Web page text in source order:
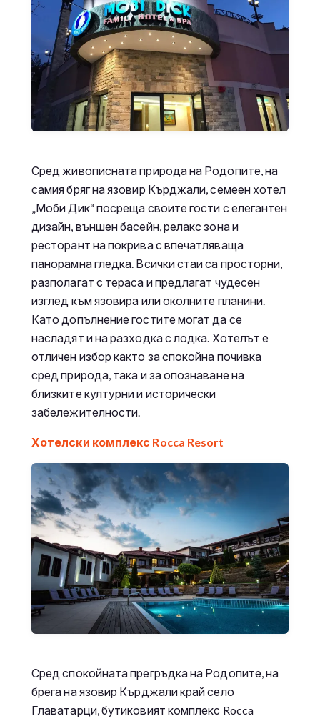
Сред живописната природа на Родопите, на
самия бряг на язовир Кърджали, семеен хотел
„Моби Дик“ посреща своите гости с елегантен
дизайн, външен басейн, релакс зона и
ресторант на покрива с впечатляваща
панорамна гледка. Всички стаи са просторни,
разполагат с тераса и предлагат чудесен
изглед към язовира или околните планини.
Като допълнение гостите могат да се
насладят и на разходка с лодка. Хотелът е
отличен избор както за спокойна почивка
сред природа, така и за опознаване на
близките културни и исторически
забележителности.
Хотелски комплекс Rocca Resort
Сред спокойната прегръдка на Родопите, на
брега на язовир Кърджали край село
Главатарци, бутиковият комплекс Rocca